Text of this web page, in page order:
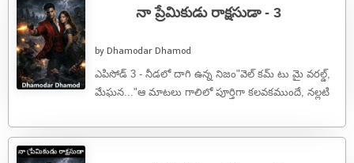
నా ప్రేమికుడు రాక్షసుడా - 3
by Dhamodar Dhamod
ఎపిసోడ్ 3 - నీడలో దాగి ఉన్న నిజం"వెల్ కమ్ టు మై వరల్డ్,
మేఘన..."ఆ మాటలు గాలిలో పూర్తిగా కలవకముందే, నల్లటి